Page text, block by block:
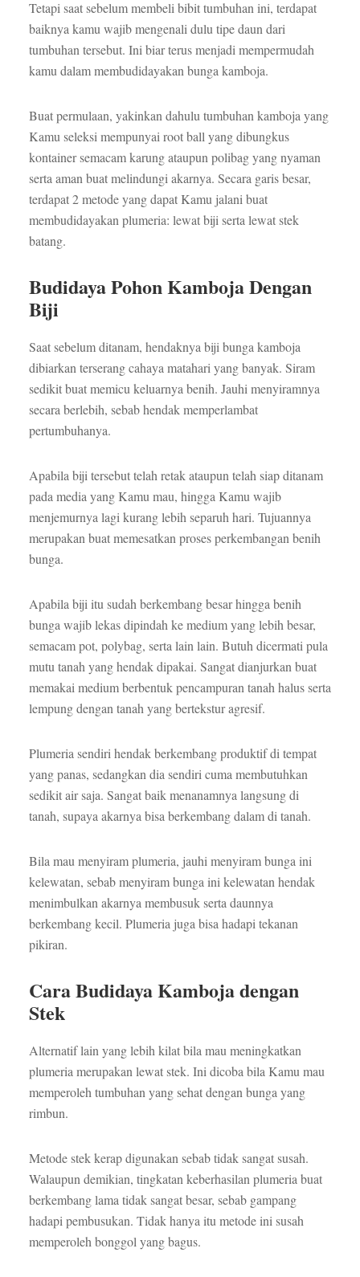
Tetapi saat sebelum membeli bibit tumbuhan ini, terdapat
baiknya kamu wajib mengenali dulu tipe daun dari
tumbuhan tersebut. Ini biar terus menjadi mempermudah
kamu dalam membudidayakan bunga kamboja.
Buat permulaan, yakinkan dahulu tumbuhan kamboja yang
Kamu seleksi mempunyai root ball yang dibungkus
kontainer semacam karung ataupun polibag yang nyaman
serta aman buat melindungi akarnya. Secara garis besar,
terdapat 2 metode yang dapat Kamu jalani buat
membudidayakan plumeria: lewat biji serta lewat stek
batang.
Budidaya Pohon Kamboja Dengan
Biji
Saat sebelum ditanam, hendaknya biji bunga kamboja
dibiarkan terserang cahaya matahari yang banyak. Siram
sedikit buat memicu keluarnya benih. Jauhi menyiramnya
secara berlebih, sebab hendak memperlambat
pertumbuhanya.
Apabila biji tersebut telah retak ataupun telah siap ditanam
pada media yang Kamu mau, hingga Kamu wajib
menjemurnya lagi kurang lebih separuh hari. Tujuannya
merupakan buat memesatkan proses perkembangan benih
bunga.
Apabila biji itu sudah berkembang besar hingga benih
bunga wajib lekas dipindah ke medium yang lebih besar,
semacam pot, polybag, serta lain lain. Butuh dicermati pula
mutu tanah yang hendak dipakai. Sangat dianjurkan buat
memakai medium berbentuk pencampuran tanah halus serta
lempung dengan tanah yang bertekstur agresif.
Plumeria sendiri hendak berkembang produktif di tempat
yang panas, sedangkan dia sendiri cuma membutuhkan
sedikit air saja. Sangat baik menanamnya langsung di
tanah, supaya akarnya bisa berkembang dalam di tanah.
Bila mau menyiram plumeria, jauhi menyiram bunga ini
kelewatan, sebab menyiram bunga ini kelewatan hendak
menimbulkan akarnya membusuk serta daunnya
berkembang kecil. Plumeria juga bisa hadapi tekanan
pikiran.
Cara Budidaya Kamboja dengan
Stek
Alternatif lain yang lebih kilat bila mau meningkatkan
plumeria merupakan lewat stek. Ini dicoba bila Kamu mau
memperoleh tumbuhan yang sehat dengan bunga yang
rimbun.
Metode stek kerap digunakan sebab tidak sangat susah.
Walaupun demikian, tingkatan keberhasilan plumeria buat
berkembang lama tidak sangat besar, sebab gampang
hadapi pembusukan. Tidak hanya itu metode ini susah
memperoleh bonggol yang bagus.